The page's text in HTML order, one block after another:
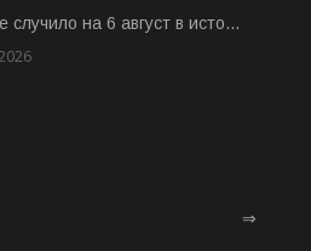
случило на 6 август в исто...
⇒